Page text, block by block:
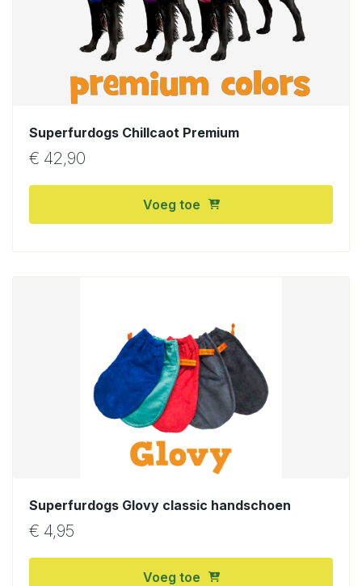
Superfurdogs Chillcaot Premium
€ 42,90
Voeg toe
Superfurdogs Glovy classic handschoen
€ 4,95
Voeg toe